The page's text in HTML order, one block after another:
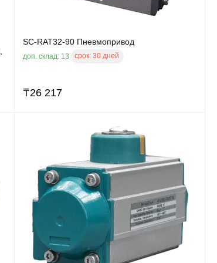
SC-RAT32-90 Пневмопривод
доп. склад: 13 срок: 30 дней
₸26 217